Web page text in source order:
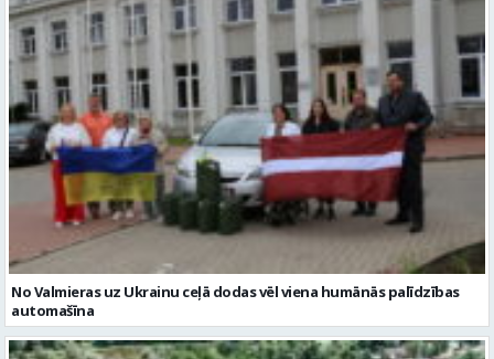
No Valmieras uz Ukrainu ceļā dodas vēl viena humānās palīdzības
automašīna